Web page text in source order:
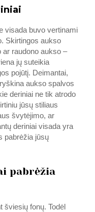
visada buvo vertinami
Skirtingos aukso
ar raudono aukso –
jų suteikia
pojūtį. Deimantai,
aukso spalvos
deriniai ne tik atrodo
jūsų stiliaus
švytėjimo, ar
deriniai visada yra
pabrėžia jūsų
pabrėžia
šviesių fonų. Todėl